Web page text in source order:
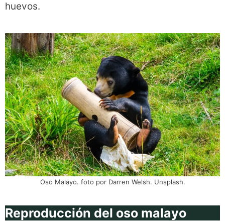
huevos.
Oso Malayo. foto por Darren Welsh. Unsplash.
Reproducción del oso malayo